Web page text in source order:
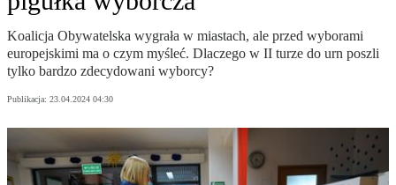
Koalicja Obywatelska wygrała w miastach, ale przed wyborami
europejskimi ma o czym myśleć. Dlaczego w II turze do urn poszli
tylko bardzo zdecydowani wyborcy?
Publikacja: 23.04.2024 04:30